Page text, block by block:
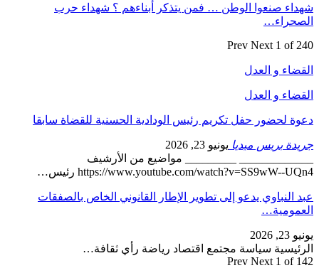
شهداء صنعوا الوطن … فمن يتذكر أبناءهم ؟ شهداء حرب
الصحراء…
Prev Next 1 of 240
القضاء و العدل
القضاء و العدل
دعوة لحضور حفل تكريم رئيس الودادية الحسنية للقضاة سابقا
جريدة بريس ميديا يونيو 23, 2026
_____________ _________ مواضيع من الأرشيف
https://www.youtube.com/watch?v=SS9wW--UQn4 رئيس…
عبد النباوي يدعو إلى تطوير الإطار القانوني الخاص بالصفقات
العمومية…
يونيو 23, 2026
الرئيسية سياسة مجتمع اقتصاد رياضة رأي ثقافة…
Prev Next 1 of 142